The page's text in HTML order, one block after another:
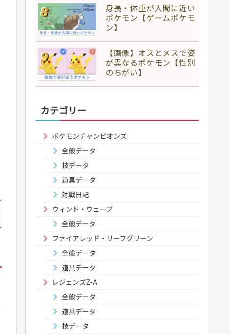
身長・体重が人間に近い
ポケモン【ゲームポケモ
ン】
【画像】オスとメスで姿
が異なるポケモン【性別
のちがい】
カテゴリー
ポケモンチャンピオンズ
全般データ
技データ
道具データ
対戦日記
ウィンド・ウェーブ
全般データ
ファイアレッド・リーフグリーン
全般データ
道具データ
レジェンズZ-A
全般データ
道具データ
技データ